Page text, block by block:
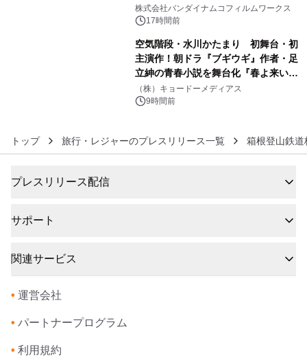
像『UNICORN GUNDAM Statue ―
BEYOND POSSIBILITY ―』を上映！
株式会社バンダイナムコフィルムワークス
17時間前
空気階段・水川かたまり 初舞台・初
主演作！朝ドラ『ブギウギ』作者・足
立紳の青春小説を舞台化『春よ来い、
マジで来い』キービジュアル解禁！
（株）キョードーメディアス
9時間前
トップ 旅行・レジャーのプレスリリース一覧 箱根登山鉄
プレスリリース配信
サポート
関連サービス
• 運営会社
• パートナープログラム
• 利用規約